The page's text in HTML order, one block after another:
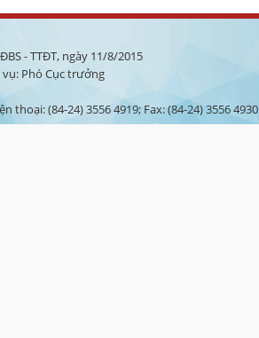
- TTĐT, ngày 11/8/2015
Phó Cục trưởng
thoại: (84-24) 3556 4919; Fax: (84-24) 3556 4930